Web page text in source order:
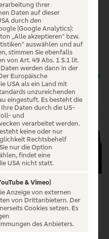
Connor Selby
Tickets ab € 24,35
Tickets
Ihrer
Daten auf dieser
durch den
(Google Analytics):
„Alle akzeptieren“ bzw.
auswählen und auf
stimmen Sie ebenfalls
von Art. 49 Abs. 1 S.1 lit.
Daten werden dann in der
Europäische
USA als ein Land mit
unzureichenden
eingestuft. Es besteht die
Daten durch die US-
und
verarbeitet werden.
keine oder nur
Rechtsbehelf
nur die Option
findet eine
USA nicht statt.
& Vimeo)
Anzeige von externen
von Drittanbietern. Der
Cookies setzen. Es
des Anbieters.